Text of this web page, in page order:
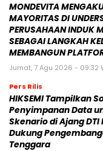
MONDEVITA
MAYORITAS DI
PERUSAHAAN INDUK
SEBAGAI LANGKAH
MEMBANGUN
Jumat, 7 Agu 2026 - 09:32
Pers Rilis
HIKSEMI Tampilkan
Penyimpanan Data
Skenario di Ajang DTI
Dukung
Tenggara